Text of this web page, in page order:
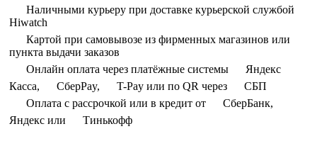
Наличными курьеру при доставке курьерской службой
Hiwatch
Картой при самовывозе из фирменных магазинов или
пункта выдачи заказов
Онлайн оплата через платёжные системы
Яндекс
Касса,
СберPay, T-Pay или по QR через
СБП
Оплата с рассрочкой или в кредит от
СберБанк,
Яндекс или
Тинькофф